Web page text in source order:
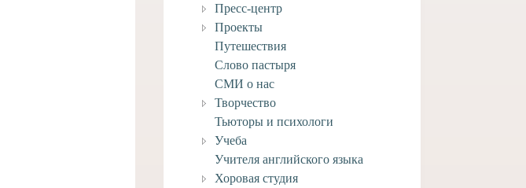
Пресс-центр
Проекты
Путешествия
Слово пастыря
СМИ о нас
Творчество
Тьюторы и психологи
Учеба
Учителя английского языка
Хоровая студия